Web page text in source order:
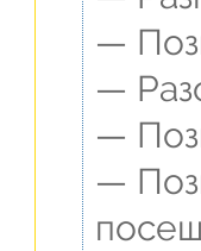
—
—
—
—